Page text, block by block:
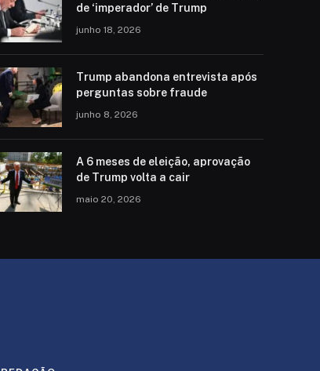
de ‘imperador’ de Trump
junho 18, 2026
Trump abandona entrevista após
perguntas sobre fraude
junho 8, 2026
A 6 meses de eleição, aprovação
de Trump volta a cair
maio 20, 2026